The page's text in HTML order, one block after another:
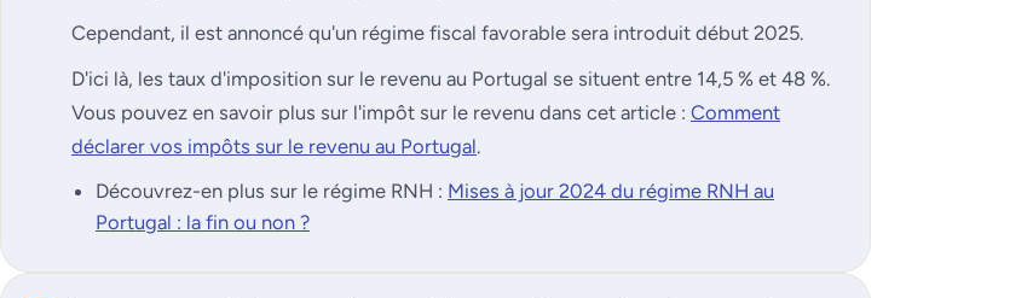
Cependant, il est annoncé qu'un régime fiscal favorable sera introduit début 2025.
D'ici là, les taux d'imposition sur le revenu au Portugal se situent entre 14,5 % et 48 %.
Vous pouvez en savoir plus sur l'impôt sur le revenu dans cet article : Comment
déclarer vos impôts sur le revenu au Portugal.
Découvrez-en plus sur le régime RNH : Mises à jour 2024 du régime RNH au
Portugal : la fin ou non ?